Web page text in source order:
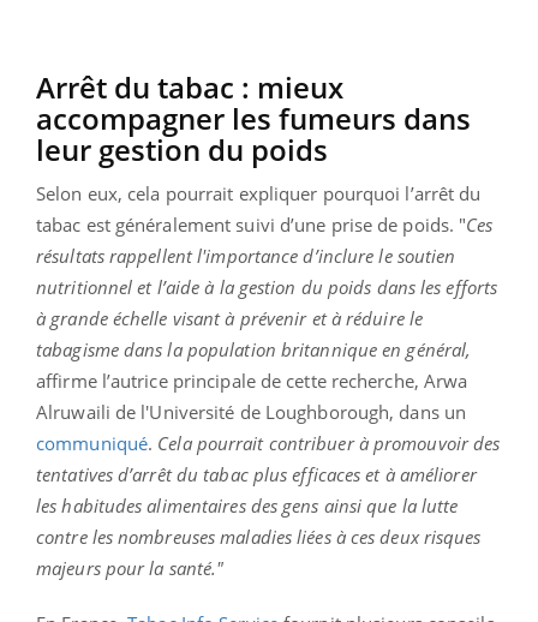
Arrêt du tabac : mieux
accompagner les fumeurs dans
leur gestion du poids
Selon eux, cela pourrait expliquer pourquoi l’arrêt du
tabac est généralement suivi d’une prise de poids. "Ces
résultats rappellent l'importance d’inclure le soutien
nutritionnel et l’aide à la gestion du poids dans les efforts
à grande échelle visant à prévenir et à réduire le
tabagisme dans la population britannique en général,
affirme l’autrice principale de cette recherche, Arwa
Alruwaili de l'Université de Loughborough, dans un
communiqué. Cela pourrait contribuer à promouvoir des
tentatives d’arrêt du tabac plus efficaces et à améliorer
les habitudes alimentaires des gens ainsi que la lutte
contre les nombreuses maladies liées à ces deux risques
majeurs pour la santé."